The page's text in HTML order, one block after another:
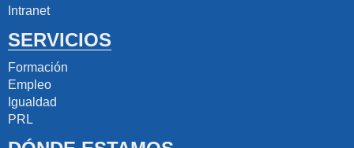
Intranet
SERVICIOS
Formación
Empleo
Igualdad
PRL